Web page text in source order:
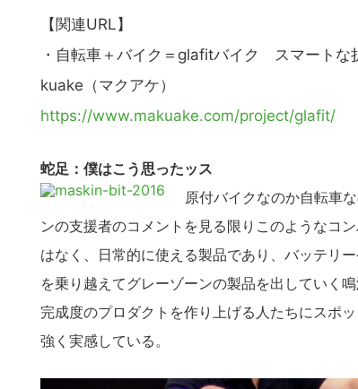
【関連URL】
・自転車＋バイク＝glafitバイク スマートな
kuake（マクアケ）
https://www.makuake.com/project/glafit/
蛇足：僕はこう思ったッス
原付バイクなのか自転車
ンの支援者のコメントを見る限りこのようなコ
はなく、日常的に使える製品であり、バッテリ
を乗り越えてグレーゾーンの製品を出していく
完成度のプロダクトを作り上げる人たちにスポ
強く実感している。